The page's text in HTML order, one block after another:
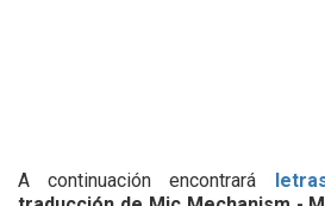
A continuación encontrará